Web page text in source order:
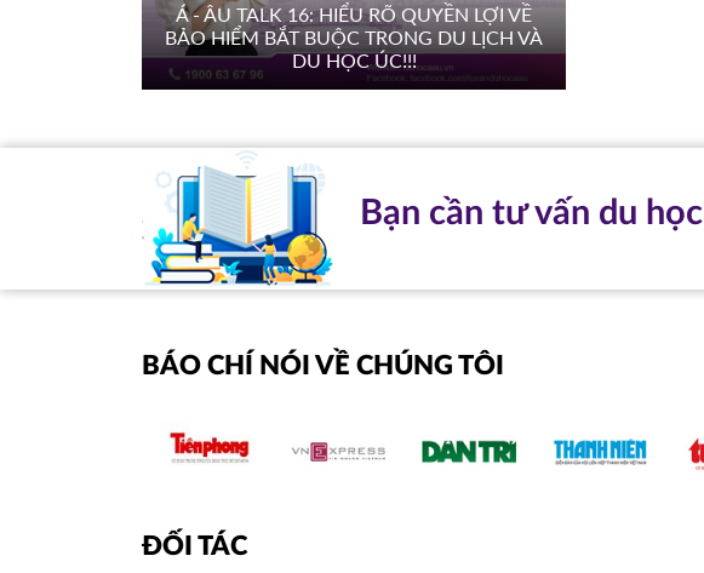
Á - ÂU TALK 16: HIỂU RÕ QUYỀN LỢI VỀ
BẢO HIỂM BẮT BUỘC TRONG DU LỊCH VÀ
DU HỌC ÚC!!!
Bạn cần tư vấn du học
BÁO CHÍ NÓI VỀ CHÚNG TÔI
ĐỐI TÁC